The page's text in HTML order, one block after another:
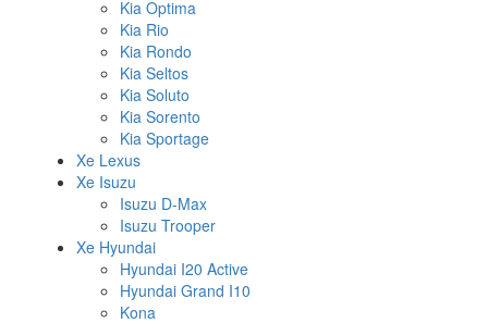
Kia Optima
Kia Rio
Kia Rondo
Kia Seltos
Kia Soluto
Kia Sorento
Kia Sportage
Xe Lexus
Xe Isuzu
Isuzu D-Max
Isuzu Trooper
Xe Hyundai
Hyundai I20 Active
Hyundai Grand I10
Kona